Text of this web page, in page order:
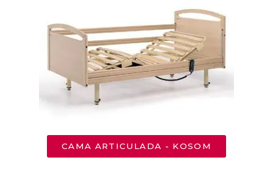
CAMA ARTICULADA - KOSOM